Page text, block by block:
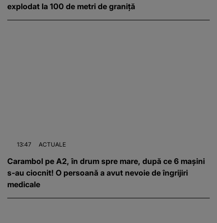
explodat la 100 de metri de graniță
13:47 ACTUALE
Carambol pe A2, în drum spre mare, după ce 6 mașini
s-au ciocnit! O persoană a avut nevoie de îngrijiri
medicale